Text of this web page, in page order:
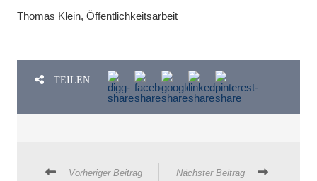
Thomas Klein, Öffentlichkeitsarbeit
TEILEN
Vorheriger Beitrag Nächster Beitrag